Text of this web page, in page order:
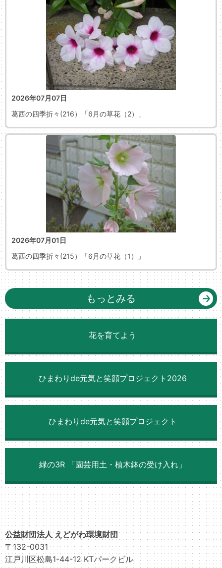
2026年07月07日
葛西の四季折々(216）「6月の草花（2）」
2026年07月01日
葛西の四季折々(215）「6月の草花（1）」
もっとみる
花を育てよう
ひまわりde元気と笑顔プロジェクト2026
ひまわりde元気と笑顔プロジェクト
緑の3R 「園芸用土・植木鉢の受け入れ」
公益財団法人 えどがわ環境財団
〒132-0031
江戸川区松島1-44-12 KTパークビル